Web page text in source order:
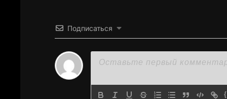
Подписаться